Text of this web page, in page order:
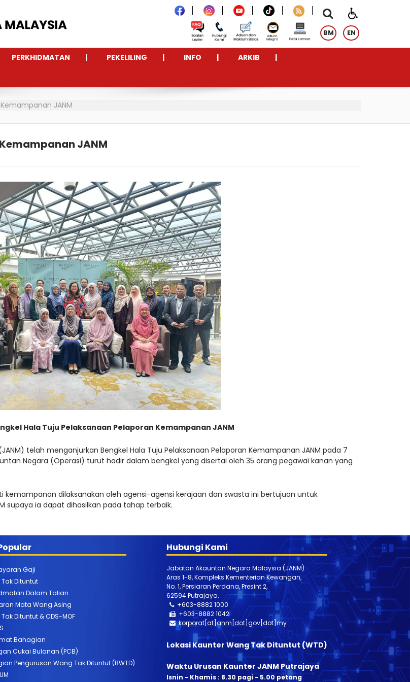
BM EN
PERKHIDMATAN PEKELILING INFO
ARKIB
JANM
JANM
Hala Tuju Pelaksanaan Pelaporan Kemampanan JANM
telah menganjurkan Bengkel Hala Tuju Pelaksanaan Pelaporan Kemampanan JANM pada 7
Negara (Operasi) turut hadir dalam bengkel yang disertai oleh 35 orang pegawai kanan yang
dilaksanakan oleh agensi-agensi kerajaan dan swasta ini bertujuan untuk
supaya ia dapat dihasilkan pada tahap terbaik.
Gaji
Dituntut
Dalam Talian
Mata Wang Asing
Dituntut & CDS-MOF
Bahagian
Cukai Bulanan (PCB)
Pengurusan Wang Tak Dituntut (BWTD)
Hubungi Kami
Jabatan Akauntan Negara Malaysia (JANM)
Aras 1-8, Kompleks Kementerian Kewangan,
No. 1, Persiaran Perdana, Presint 2,
62594 Putrajaya.
+603-8882 1000
+603-8882 1042
korporat[at]anm[dot]gov[dot]my
Lokasi Kaunter Wang Tak Dituntut (WTD)
Waktu Urusan Kaunter JANM Putrajaya
Isnin - Khamis : 8.30 pagi - 5.00 petang